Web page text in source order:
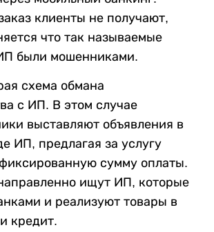
клиенты не получают,
что так называемые
были мошенниками.
схема обмана
с ИП. В этом случае
выставляют объявления в
ИП, предлагая за услугу
сумму оплаты.
ищут ИП, которые
и реализуют товары в
кредит.